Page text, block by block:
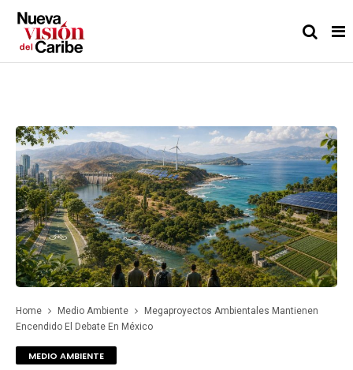
Home Medio Ambiente
Megaproyectos Ambientales Mantienen
Encendido El Debate En México
MEDIO AMBIENTE